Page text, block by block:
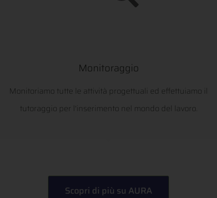
Monitoraggio
Monitoriamo tutte le attività progettuali ed effettuiamo il
tutoraggio per l'inserimento nel mondo del lavoro.
Scopri di più su AURA